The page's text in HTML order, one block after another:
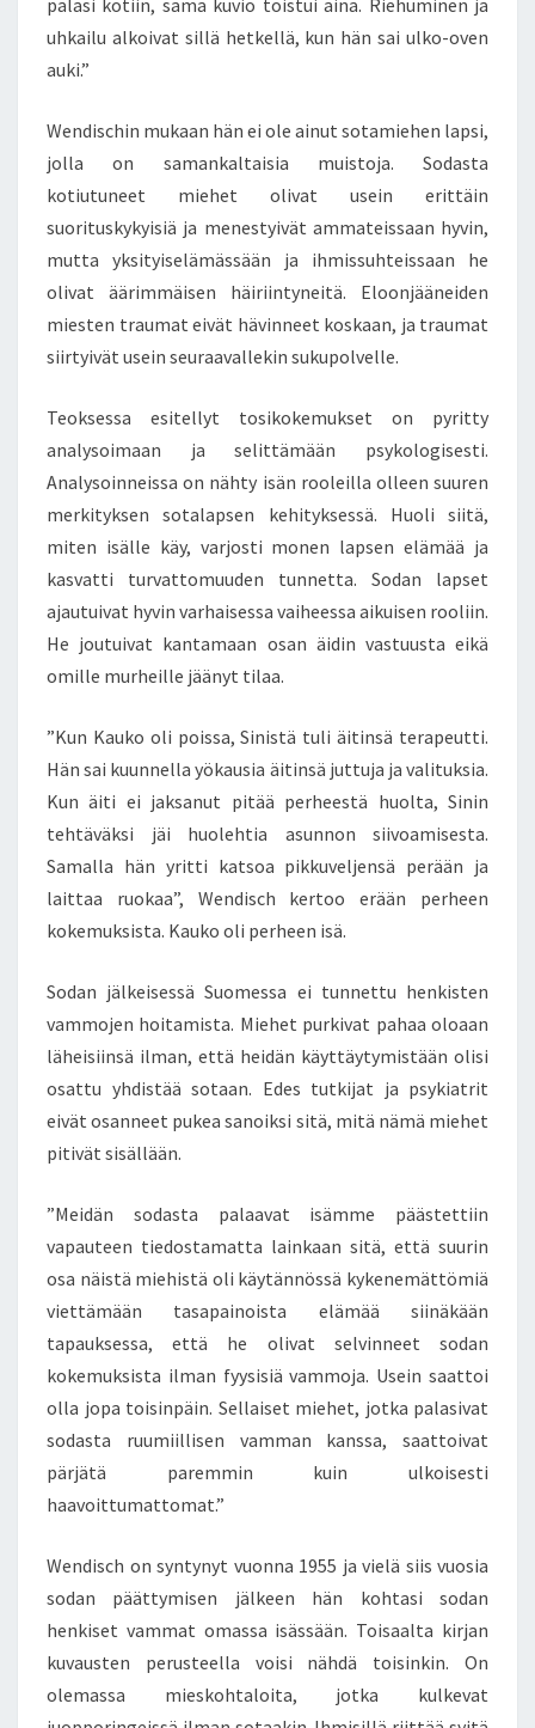
R
J
E
S
O
T
I
L
A
I
D
L
A
P
S
T
palasi kotiin, sama kuvio toistui aina. Riehuminen ja
uhkailu alkoivat sillä hetkellä, kun hän sai ulko-oven
auki.”
Wendischin mukaan hän ei ole ainut sotamiehen lapsi,
jolla on samankaltaisia muistoja. Sodasta
kotiutuneet miehet olivat usein erittäin
suorituskykyisiä ja menestyivät ammateissaan hyvin,
mutta yksityiselämässään ja ihmissuhteissaan he
olivat äärimmäisen häiriintyneitä. Eloonjääneiden
miesten traumat eivät hävinneet koskaan, ja traumat
siirtyivät usein seuraavallekin sukupolvelle.
Teoksessa esitellyt tosikokemukset on pyritty
analysoimaan ja selittämään psykologisesti.
Analysoinneissa on nähty isän rooleilla olleen suuren
merkityksen sotalapsen kehityksessä. Huoli siitä,
miten isälle käy, varjosti monen lapsen elämää ja
kasvatti turvattomuuden tunnetta. Sodan lapset
ajautuivat hyvin varhaisessa vaiheessa aikuisen rooliin.
He joutuivat kantamaan osan äidin vastuusta eikä
omille murheille jäänyt tilaa.
”Kun Kauko oli poissa, Sinistä tuli äitinsä terapeutti.
Hän sai kuunnella yökausia äitinsä juttuja ja valituksia.
Kun äiti ei jaksanut pitää perheestä huolta, Sinin
tehtäväksi jäi huolehtia asunnon siivoamisesta.
Samalla hän yritti katsoa pikkuveljensä perään ja
laittaa ruokaa”, Wendisch kertoo erään perheen
kokemuksista. Kauko oli perheen isä.
Sodan jälkeisessä Suomessa ei tunnettu henkisten
vammojen hoitamista. Miehet purkivat pahaa oloaan
läheisiinsä ilman, että heidän käyttäytymistään olisi
osattu yhdistää sotaan. Edes tutkijat ja psykiatrit
eivät osanneet pukea sanoiksi sitä, mitä nämä miehet
pitivät sisällään.
”Meidän sodasta palaavat isämme päästettiin
vapauteen tiedostamatta lainkaan sitä, että suurin
osa näistä miehistä oli käytännössä kykenemättömiä
viettämään tasapainoista elämää siinäkään
tapauksessa, että he olivat selvinneet sodan
kokemuksista ilman fyysisiä vammoja. Usein saattoi
olla jopa toisinpäin. Sellaiset miehet, jotka palasivat
sodasta ruumiillisen vamman kanssa, saattoivat
pärjätä paremmin kuin ulkoisesti
haavoittumattomat.”
Wendisch on syntynyt vuonna 1955 ja vielä siis vuosia
sodan päättymisen jälkeen hän kohtasi sodan
henkiset vammat omassa isässään. Toisaalta kirjan
kuvausten perusteella voisi nähdä toisinkin. On
olemassa mieskohtaloita, jotka kulkevat